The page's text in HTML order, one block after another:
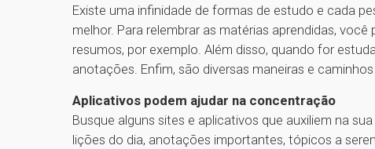
Existe uma infinidade de formas de estudo e cada
melhor. Para relembrar as matérias aprendidas,
resumos, por exemplo. Além disso, quando for
anotações. Enfim, são diversas maneiras e
Aplicativos podem ajudar na concentração
Busque alguns sites e aplicativos que auxiliem na
lições do dia, anotações importantes, tópicos a